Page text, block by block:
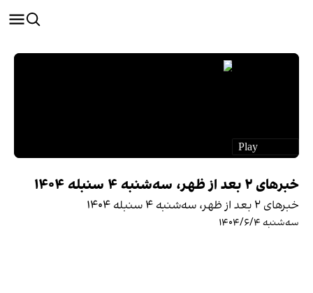
خبرهای ۲ بعد از ظهر، سه‌شنبه ۴ سنبله ۱۴۰۴
خبرهای ۲ بعد از ظهر، سه‌شنبه ۴ سنبله ۱۴۰۴
سه‌شنبه ۱۴۰۴/۶/۴